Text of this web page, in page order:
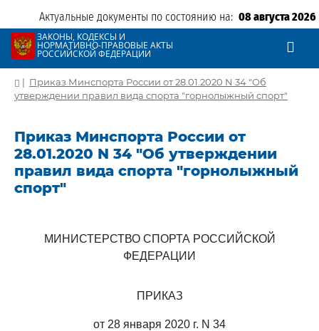
Актуальные документы по состоянию на: 08 августа 2026
ЗАКОНЫ, КОДЕКСЫ И
НОРМАТИВНО-ПРАВОВЫЕ АКТЫ
РОССИЙСКОЙ ФЕДЕРАЦИИ
| Приказ Минспорта России от 28.01.2020 N 34 "Об
утверждении правил вида спорта "горнолыжный спорт"
Приказ Минспорта России от
28.01.2020 N 34 "Об утверждении
правил вида спорта "горнолыжный
спорт"
МИНИСТЕРСТВО СПОРТА РОССИЙСКОЙ
ФЕДЕРАЦИИ
ПРИКАЗ
от 28 января 2020 г. N 34